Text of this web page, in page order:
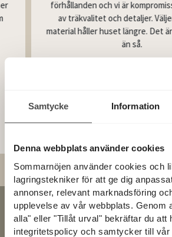
Samtycke Information
Denna webbplats använder cookies
Sommarnöjen använder cookies och
lagringstekniker för att ge dig
annonser, relevant marknadsföring
upplevelse av vår webbplats. Genom
alla" eller "Tillåt urval" bekräftar du att
integritetspolicy och samtycker till vår
förhållanden och vi är
av träkvalitet och detaljer.
material håller huset längre. Det
än så.
Så går det